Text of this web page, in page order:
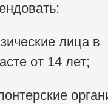
лица в
от 14 лет;